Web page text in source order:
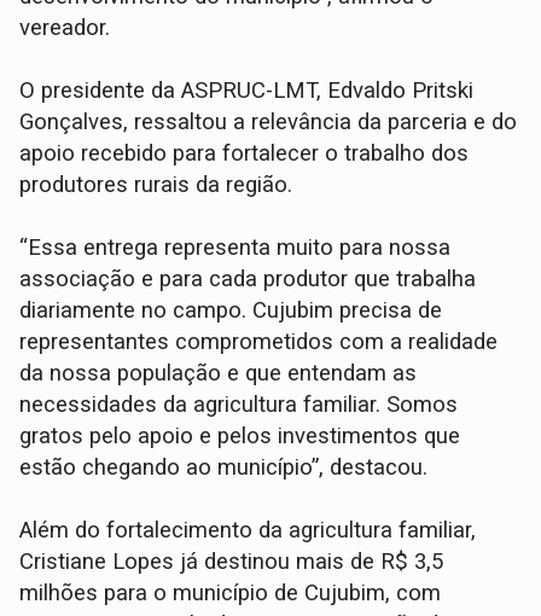
vereador.
O presidente da ASPRUC-LMT, Edvaldo Pritski
Gonçalves, ressaltou a relevância da parceria e do
apoio recebido para fortalecer o trabalho dos
produtores rurais da região.
“Essa entrega representa muito para nossa
associação e para cada produtor que trabalha
diariamente no campo. Cujubim precisa de
representantes comprometidos com a realidade
da nossa população e que entendam as
necessidades da agricultura familiar. Somos
gratos pelo apoio e pelos investimentos que
estão chegando ao município”, destacou.
Além do fortalecimento da agricultura familiar,
Cristiane Lopes já destinou mais de R$ 3,5
milhões para o município de Cujubim, com